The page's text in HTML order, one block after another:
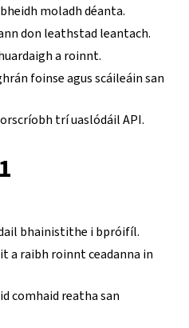
moladh déanta.
don leathstad leantach.
a roinnt.
foinse agus scáileáin san
trí uaslódáil API.
bhainistithe i bpróifíl.
a raibh roinnt ceadanna in
comhaid reatha san